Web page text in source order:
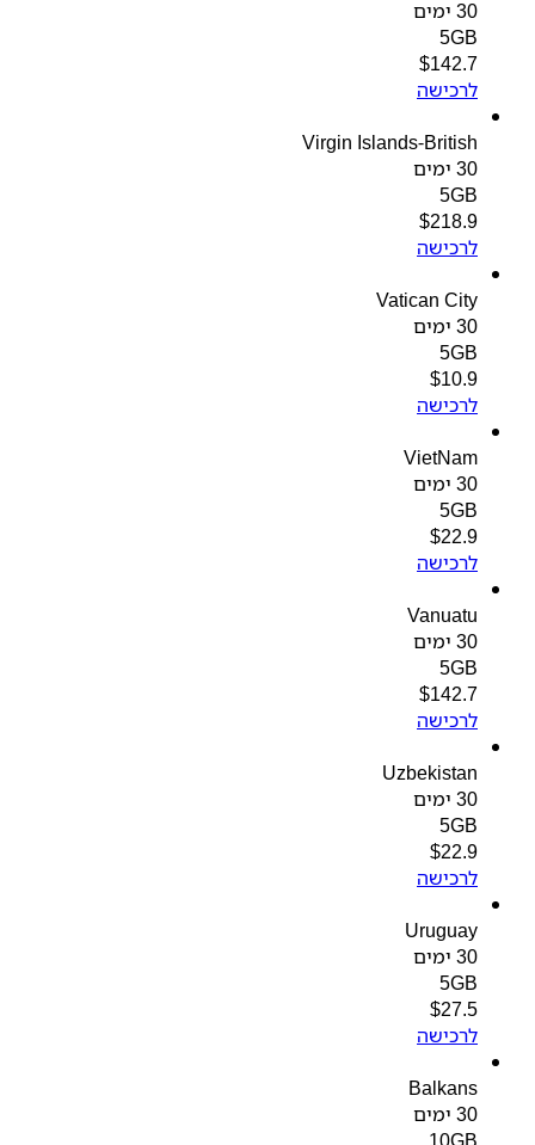
5GB
$142.7
לרכישה
Virgin Islands-British
5GB
$218.9
לרכישה
Vatican City
5GB
$10.9
לרכישה
VietNam
5GB
$22.9
לרכישה
Vanuatu
5GB
$142.7
לרכישה
Uzbekistan
5GB
$22.9
לרכישה
Uruguay
5GB
$27.5
לרכישה
Balkans